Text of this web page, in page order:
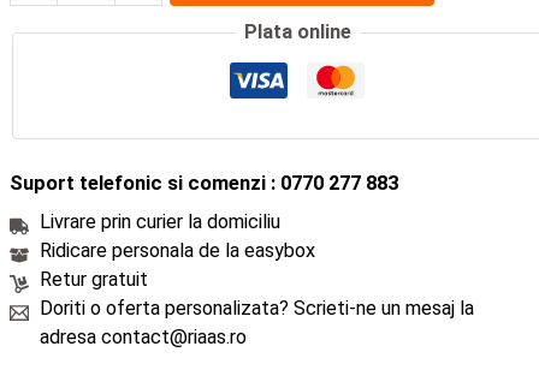
Plata online
Suport telefonic si comenzi : 0770 277 883
Livrare prin curier la domiciliu
Ridicare personala de la easybox
Retur gratuit
Doriti o oferta personalizata? Scrieti-ne un mesaj la
adresa contact@riaas.ro